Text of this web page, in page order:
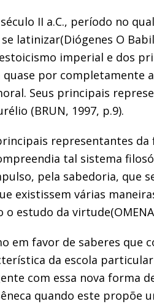
II a.C., período no
latinizar(Diógenes O
imperial e dos
por completamente
Seus principais
(BRUN, 1997, p.9).
representantes
tal sistema
pela sabedoria, que
existissem várias
estudo da
em favor de saberes que
da escola
com essa nova forma
quando este propõe